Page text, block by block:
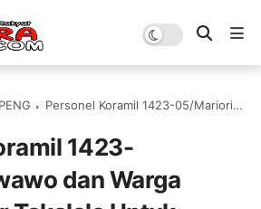
Personel Koramil 1423-05/Marioriwawo dan Warga Serbu Pasar Takalala Untuk Melaksanakan Pembersihan Pasar
1423-
dan Warga